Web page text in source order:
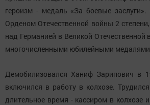
героизм - медаль «За боевые
Орденом Отечественной войны 2
над Германией в Великой Отечественной
многочисленными юбилейными медалями.
Демобилизовался Ханиф Зарипович в
включился в работу в колхозе.
длительное время - кассиром в колхозе